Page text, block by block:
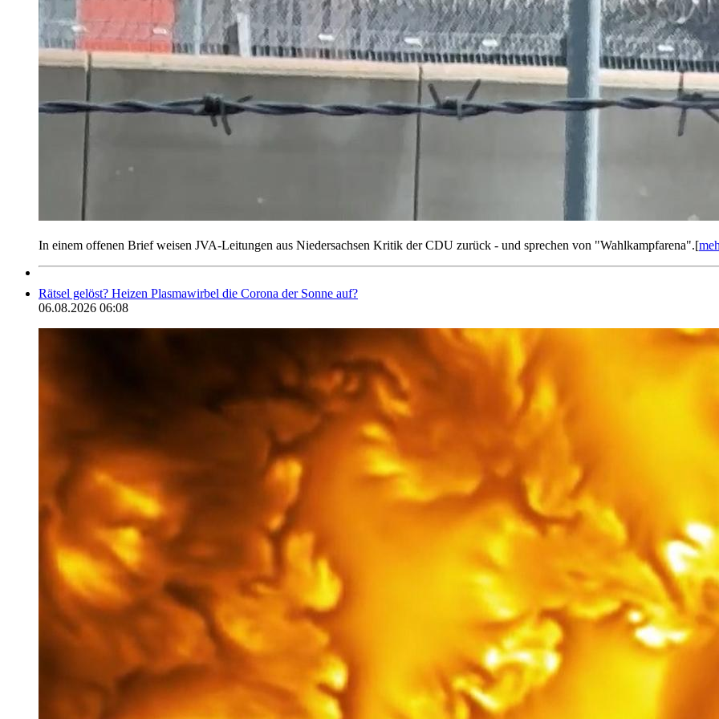
In einem offenen Brief weisen JVA-Leitungen aus Niedersachsen Kritik der CDU zurück - und sprechen von "Wahlkampfarena".[
Rätsel gelöst? Heizen Plasmawirbel die Corona der Sonne auf?
06.08.2026 06:08